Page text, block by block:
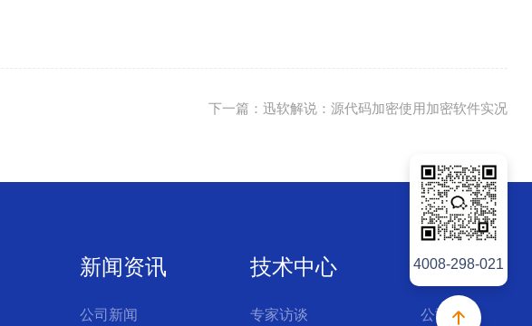
下一篇：迅软解说：源代码加密使用加密软件实况
新闻资讯
公司新闻
技术中心
专家访谈
联系我们
公司简介
4008-298-021